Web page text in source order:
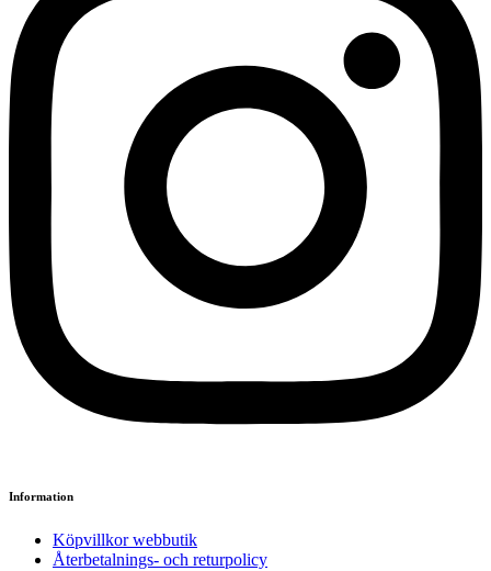
Information
Köpvillkor webbutik
Återbetalnings- och returpolicy